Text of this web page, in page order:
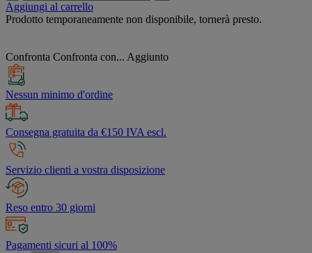
Aggiungi al carrello
Prodotto temporaneamente non disponibile, tornerà presto.
Confronta Confronta con... Aggiunto
Nessun minimo d'ordine
Consegna gratuita da €150 IVA escl.
Servizio clienti a vostra disposizione
Reso entro 30 giorni
Pagamenti sicuri al 100%